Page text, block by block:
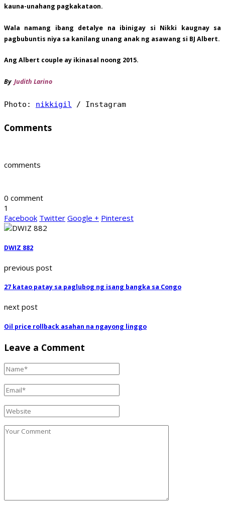
kauna-unahang pagkakataon.
Wala namang ibang detalye na ibinigay si Nikki kaugnay sa
pagbubuntis niya sa kanilang unang anak ng asawang si BJ Albert.
Ang Albert couple ay ikinasal noong 2015.
By Judith Larino
Photo: nikkigil / Instagram
Comments
comments
0 comment
1
Facebook Twitter Google + Pinterest
DWIZ 882
previous post
27 katao patay sa paglubog ng isang bangka sa Congo
next post
Oil price rollback asahan na ngayong linggo
Leave a Comment